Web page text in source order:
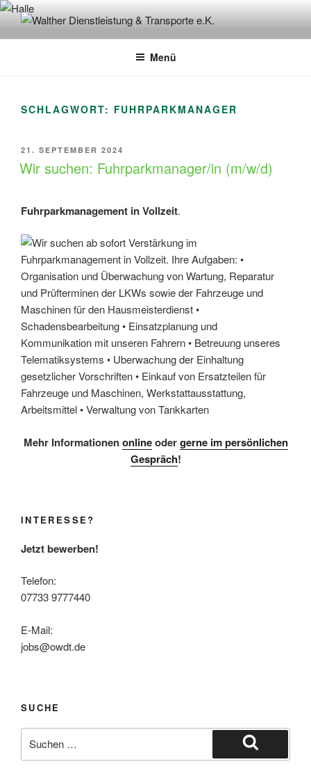
Zum
Inhalt
springenWALTHER DIENSTLEISTUNG &
TRANSPORTE E.K.
Menü
SCHLAGWORT: FUHRPARKMANAGER
VERÖFFENTLICHT
AM
21. SEPTEMBER 2024
Wir suchen: Fuhrparkmanager/in (m/w/d)
Fuhrparkmanagement in Vollzeit.
Mehr Informationenonlineodergerne im persönlichen
Gespräch!
INTERESSE?
Jetzt bewerben!
Telefon:
07733 9777440
E-Mail:
jobs@owdt.de
SUCHE
nach:
Suchen